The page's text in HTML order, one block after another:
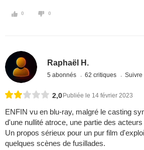
0 0
Raphaël H.
5 abonnés 62 critiques Suivre
2,0 Publiée le 14 février 2023
ENFIN vu en blu-ray, malgré le casting
d'une nullité atroce, une partie des
Un propos sérieux pour un pur film
quelques scènes de fusillades.